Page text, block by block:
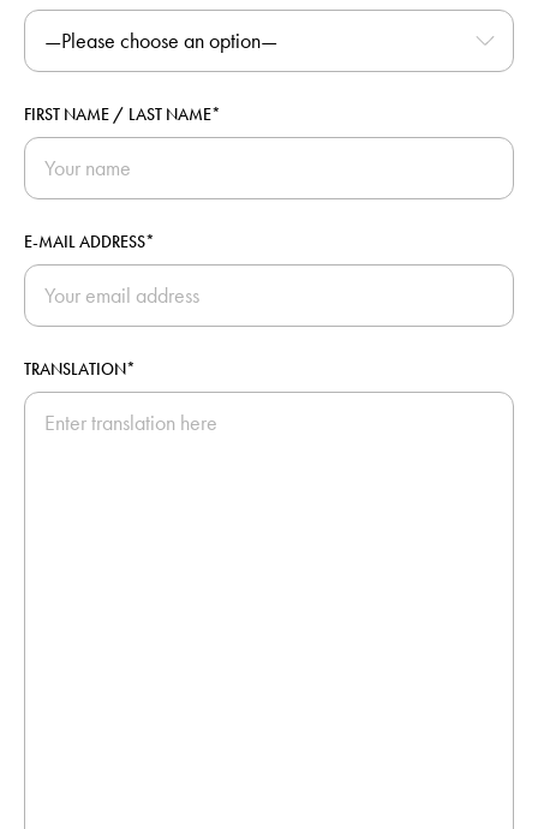
FIRST NAME / LAST NAME*
E-MAIL ADDRESS*
TRANSLATION*